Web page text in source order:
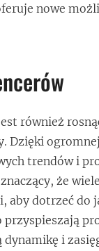
nowe
również
Dzięki
trendów i
że
aby dotrzeć do
i